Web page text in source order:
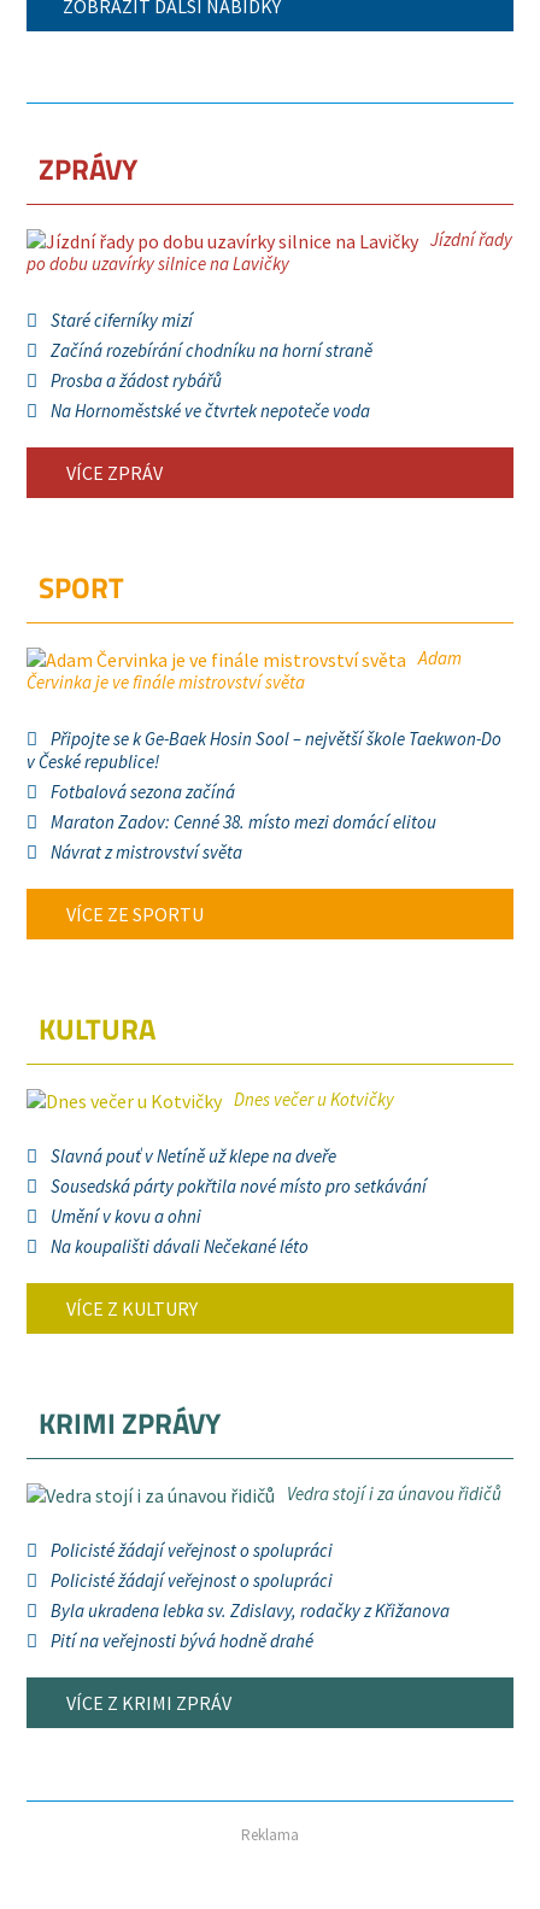
ZOBRAZIT DALŠÍ NABÍDKY
ZPRÁVY
Jízdní řady
po dobu uzavírky silnice na Lavičky
Staré ciferníky mizí
Začíná rozebírání chodníku na horní straně
Prosba a žádost rybářů
Na Hornoměstské ve čtvrtek nepoteče voda
VÍCE ZPRÁV
SPORT
Adam
Červinka je ve finále mistrovství světa
Připojte se k Ge-Baek Hosin Sool – největší škole Taekwon-Do
v České republice!
Fotbalová sezona začíná
Maraton Zadov: Cenné 38. místo mezi domácí elitou
Návrat z mistrovství světa
VÍCE ZE SPORTU
KULTURA
Dnes večer u Kotvičky
Slavná pouť v Netíně už klepe na dveře
Sousedská párty pokřtila nové místo pro setkávání
Umění v kovu a ohni
Na koupališti dávali Nečekané léto
VÍCE Z KULTURY
KRIMI ZPRÁVY
Vedra stojí i za únavou řidičů
Policisté žádají veřejnost o spolupráci
Policisté žádají veřejnost o spolupráci
Byla ukradena lebka sv. Zdislavy, rodačky z Křižanova
Pití na veřejnosti bývá hodně drahé
VÍCE Z KRIMI ZPRÁV
Reklama